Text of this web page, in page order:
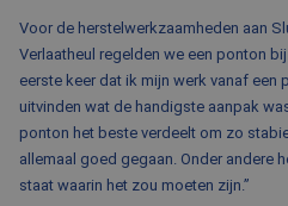
Voor de herstelwerkzaamheden aan
Verlaatheul regelden we een ponton
eerste keer dat ik mijn werk vanaf een
uitvinden wat de handigste aanpak
ponton het beste verdeelt om zo
allemaal goed gegaan. Onder andere
staat waarin het zou moeten zijn.”